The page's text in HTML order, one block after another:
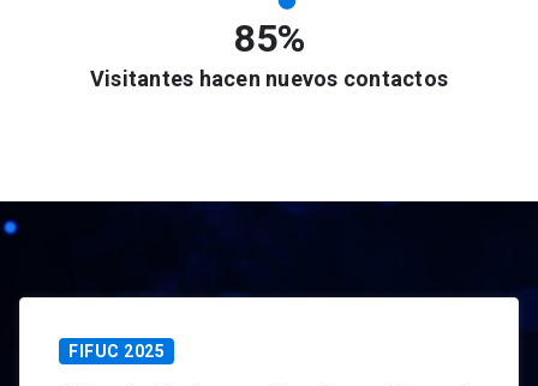
85%
Visitantes hacen nuevos contactos
FIFUC 2025